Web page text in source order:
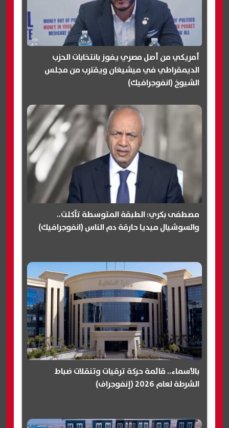
أمريكي من أصل مصري يفوز بانتخابات الحزب
الديمقراطي في ميشيغان ويقترب من مجلس
الشيوخ (انفوجرافيك)
مصطفى بكري: الطبقة المتوسطة تآكلت..
والسوشيال ميديا حارقة دم الناس (انفوجرافيك)
بالأسماء.. قائمة حركة ترقيات وتنقلات ضباط
الشرطة لعام 2026 (إنفوجراف)